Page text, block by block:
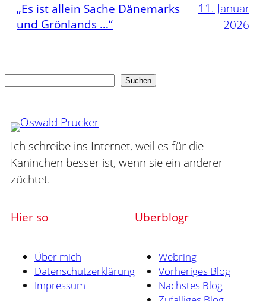
„Es ist allein Sache Dänemarks
und Grönlands …“
11. Januar
2026
Suchen
Ich schreibe ins Internet, weil es für die
Kaninchen besser ist, wenn sie ein anderer
züchtet.
Hier so
Über mich
Datenschutzerklärung
Impressum
Uberblogr
Webring
Vorheriges Blog
Nächstes Blog